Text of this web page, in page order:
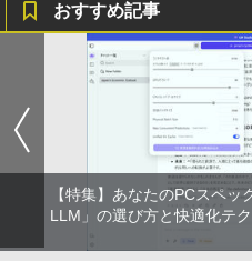
5
全巻) 全
￥9,240
￥1,964
Xiaomi シ
レスイヤホ
リング ANC
￥3,480
￥250
コカ・コー
ベルレス
￥2,009
版ビッグガ
￥810
おすすめ記事
【特集】あなたのPCスペ
LLM」の選び方と快適化テク